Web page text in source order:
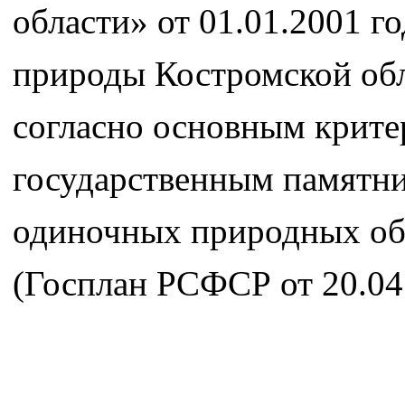
области» от 01.01.2001
природы Костромской
согласно основным
государственным
одиночных природных
(Госплан РСФСР от